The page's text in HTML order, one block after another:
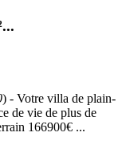
) - Votre villa de plain-
de vie de plus de
166900€ ...